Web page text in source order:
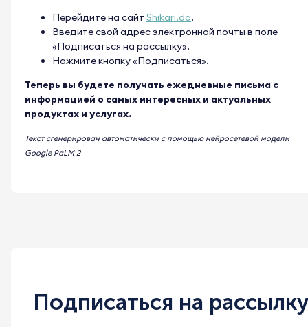
Перейдите на сайт Shikari.do.
Введите свой адрес электронной почты в поле
«Подписаться на рассылку».
Нажмите кнопку «Подписаться».
Теперь вы будете получать ежедневные письма с
информацией о самых интересных и актуальных
продуктах и услугах.
Текст сгенерирован автоматически с помощью нейросетевой модели
Google PaLM 2
Подписаться на рассылку